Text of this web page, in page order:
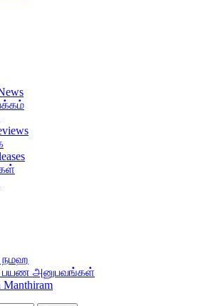
நமஹ
பயண அனுபவங்கள்
Manthiram